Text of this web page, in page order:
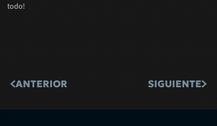
todo!
ANTERIOR SIGUIENTE